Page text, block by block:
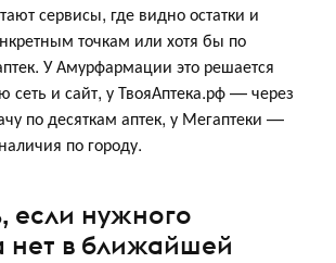
сервисы, где видно остатки и
точкам или хотя бы по
У Амурфармации это решается
сеть и сайт, у ТвояАптека.рф — через
по десяткам аптек, у Мегаптеки —
по городу.
если нужного
нет в ближайшей